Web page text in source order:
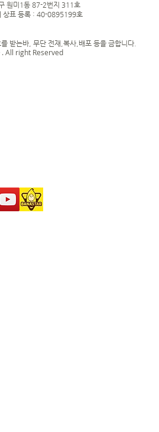
원미1동 87-2번지 311호
상표 등록 : 40-0895199호
받는바, 무단 전재,복사,배포 등을 금합니다.
All right Reserved